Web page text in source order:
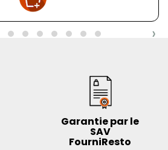
›
Garantie par le
SAV
FourniResto